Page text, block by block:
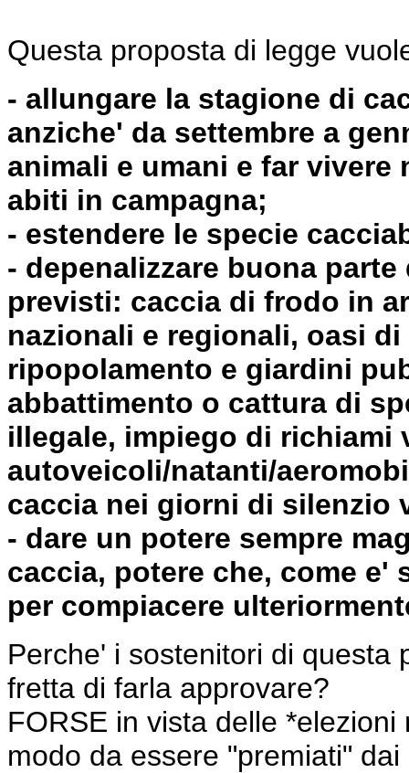
Questa proposta di legge
- allungare la stagione di
anziche' da settembre a
animali e umani e far
abiti in campagna;
- estendere le specie
- depenalizzare buona
previsti: caccia di frodo in
nazionali e regionali, oasi
ripopolamento e giardini
abbattimento o cattura di
illegale, impiego di richiami
autoveicoli/natanti/
caccia nei giorni di silenzio
- dare un potere sempre
caccia, potere che, come e'
per compiacere
Perche' i sostenitori di questa
fretta di farla approvare?
FORSE in vista delle
modo da essere "premiati"